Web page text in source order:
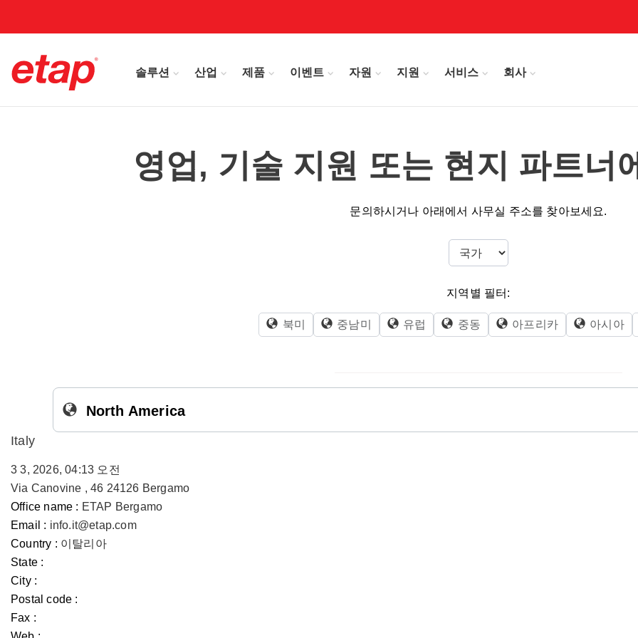
솔루션 산업 제품 이벤트 자원 지원 서비스 회사
영업, 기술 지원 또는 현지 파트너
문의하시거나 아래에서 사무실 주소를 찾아보세요.
지역별 필터:
북미 중남미 유럽 중동 아프리카 아시아
North America
Italy
3 3, 2026, 04:13 오전
Via Canovine , 46 24126 Bergamo
Office name : ETAP Bergamo
Email : info.it@etap.com
Country : 이탈리아
State :
City :
Postal code :
Fax :